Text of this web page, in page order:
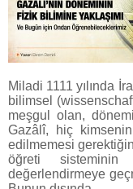
Miladi 1111 yılında
bilimsel
meşgul olan,
Gazâlî, hiç
edilmemesi
öğreti sisteminin
değerlendirmeye